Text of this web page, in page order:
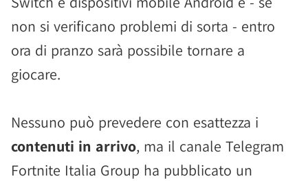
non si verificano problemi di sorta - entro
ora di pranzo sarà possibile tornare a
giocare.
Nessuno può prevedere con esattezza i
contenuti in arrivo, ma il canale Telegram
Fortnite Italia Group ha pubblicato un